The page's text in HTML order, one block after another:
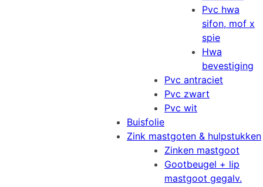
Pvc hwa
sifon, mof x
spie
Hwa
bevestiging
Pvc antraciet
Pvc zwart
Pvc wit
Buisfolie
Zink mastgoten & hulpstukken
Zinken mastgoot
Gootbeugel + lip
mastgoot gegalv.